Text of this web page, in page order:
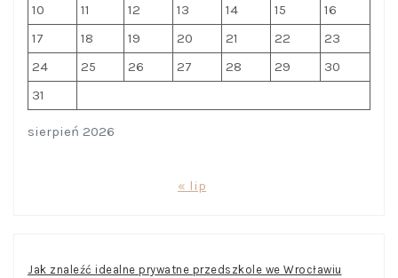
sierpień 2026
10
11 12 13 14 15
16
17
18 19 20 21 22
23
24
25 26 27 28 29
30
31
« lip
Jak znaleźć idealne prywatne przedszkole we Wrocławiu